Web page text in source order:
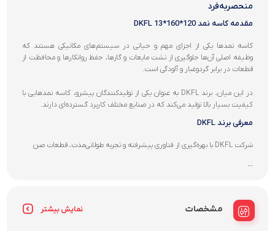
منحصربه‌فرد
مقدمه کاسه نمد 120*160*13 DKFL
کاسه نمدها یکی از اجزای مهم و حیاتی در سیستم‌های مکانیکی هستند که
وظیفه اصلی آن‌ها جلوگیری از نشت مایعات و گازها، حفظ روانکارها و محافظت از
قطعات در برابر گردوغبار و آلودگی است.
در این میان، برند DKFL به عنوان یکی از تولیدکنندگان پیشرو، کاسه نمدهایی با
کیفیت بسیار بالا تولید می‌کند که در صنایع مختلف کاربرد گسترده‌ای دارند.
معرفی برند DKFL
شرکت DKFL با بهره‌گیری از فناوری پیشرفته و تجربه طولانی‌مدت، قطعات صن
...
مشخصات نمایش بیشتر